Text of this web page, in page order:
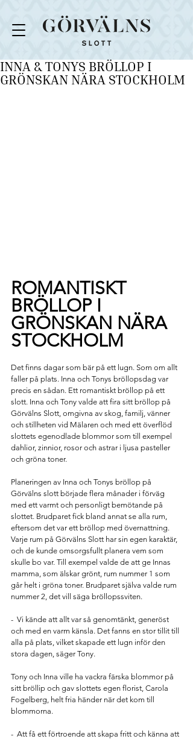
INNA & TONYS BRÖLLOP I
GRÖNSKAN NÄRA STOCKHOLM
ROMANTISKT
BRÖLLOP I
GRÖNSKAN NÄRA
STOCKHOLM
Det finns dagar som bär på ett lugn. Som om allt
faller på plats. Inna och Tonys bröllopsdag var
precis en sådan. Ett romantiskt bröllop på ett
slott. Inna och Tony valde att fira sitt bröllop på
Görvälns Slott, omgivna av skog, familj, vänner
och stillheten vid Mälaren och med ett överflöd
slottets egenodlade blommor som till exempel
dahlior, zinnior, rosor och astrar i ljusa pasteller
och gröna toner.
Planeringen av Inna och Tonys bröllop på
Görvälns slott började flera månader i förväg
med ett varmt och personligt bemötande på
slottet. Brudparet fick bland annat se alla rum,
eftersom det var ett bröllop med övernattning.
Varje rum på Görvälns Slott har sin egen karaktär,
och de kunde omsorgsfullt planera vem som
skulle bo var. Till exempel valde de att ge Innas
mamma, som älskar grönt, rum nummer 1 som
går helt i gröna toner. Brudparet själva valde rum
nummer 2, det vill säga bröllopssviten.
-  Vi kände att allt var så genomtänkt, generöst
och med en varm känsla. Det fanns en stor tillit till
alla på plats, vilket skapade ett lugn inför den
stora dagen, säger Tony.
Tony och Inna ville ha vackra färska blommor på
sitt bröllip och gav slottets egen florist, Carola
Fogelberg, helt fria händer när det kom till
blommorna.
-  Att få ett förtroende att skapa fritt och känna att